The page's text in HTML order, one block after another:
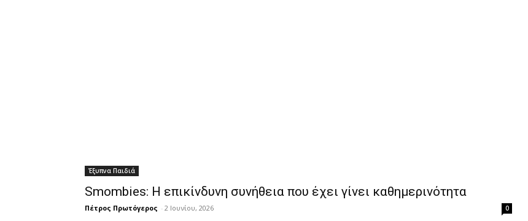
Έξυπνα Παιδιά
Smombies: Η επικίνδυνη συνήθεια που έχει γίνει καθημερινότητα
Πέτρος Πρωτόγερος - 2 Ιουνίου, 2026 0